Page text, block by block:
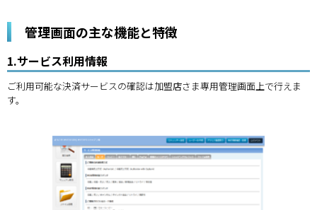
管理画面の主な機能と特徴
1.サービス利用情報
ご利用可能な決済サービスの確認は加盟店さま専用管理画面上で行えま
す。